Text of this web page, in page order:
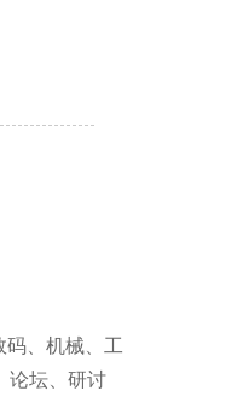
、机械、工
论坛、研讨